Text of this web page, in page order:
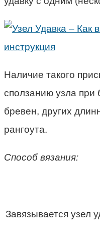
Наличие такого
сползанию узла при
бревен, других
рангоута.
Способ вязания:
Завязывается узел